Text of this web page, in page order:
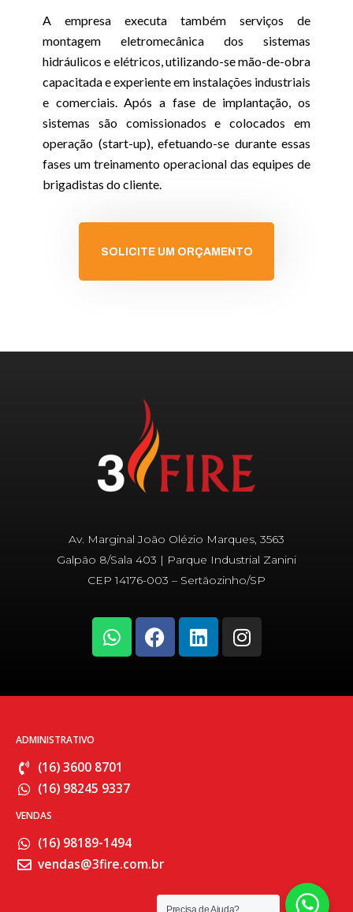
A empresa executa também serviços de
montagem eletromecânica dos sistemas
hidráulicos e elétricos, utilizando-se mão-de-obra
capacitada e experiente em instalações industriais
e comerciais. Após a fase de implantação, os
sistemas são comissionados e colocados em
operação (start-up), efetuando-se durante essas
fases um treinamento operacional das equipes de
brigadistas do cliente.
SOLICITE UM ORÇAMENTO
Av. Marginal João Olézio Marques, 3563
Galpão 8/Sala 403 | Parque Industrial Zanini
CEP 14176-003 – Sertãozinho/SP
W
h
a
s
p
F
a
c
b
L
i
n
e
I
n
s
a
ADMINISTRATIVO
(16) 3600 8701
(16) 98245 9337
VENDAS
(16) 98189-1494
vendas@3fire.com.br
Precisa de Ajuda?